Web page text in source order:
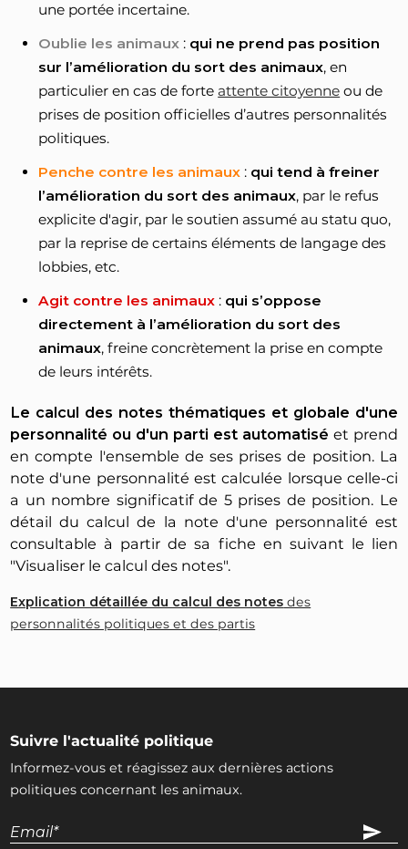
une portée incertaine.
Oublie les animaux : qui ne prend pas position
sur l’amélioration du sort des animaux, en
particulier en cas de forte attente citoyenne ou de
prises de position officielles d’autres personnalités
politiques.
Penche contre les animaux : qui tend à freiner
l’amélioration du sort des animaux, par le refus
explicite d'agir, par le soutien assumé au statu quo,
par la reprise de certains éléments de langage des
lobbies, etc.
Agit contre les animaux : qui s’oppose
directement à l’amélioration du sort des
animaux, freine concrètement la prise en compte
de leurs intérêts.
Le calcul des notes thématiques et globale d'une
personnalité ou d'un parti est automatisé et prend
en compte l'ensemble de ses prises de position. La
note d'une personnalité est calculée lorsque celle-ci
a un nombre significatif de 5 prises de position. Le
détail du calcul de la note d'une personnalité est
consultable à partir de sa fiche en suivant le lien
"Visualiser le calcul des notes".
Explication détaillée du calcul des notes des
personnalités politiques et des partis
Suivre l'actualité politique
Informez-vous et réagissez aux dernières actions
politiques concernant les animaux.